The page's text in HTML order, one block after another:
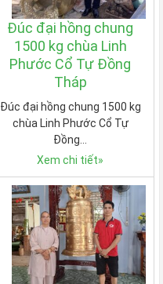
Đúc đại hồng chung
1500 kg chùa Linh
Phước Cổ Tự Đồng
Tháp
Đúc đại hồng chung 1500 kg
chùa Linh Phước Cổ Tự
Đồng…
Xem chi tiết»